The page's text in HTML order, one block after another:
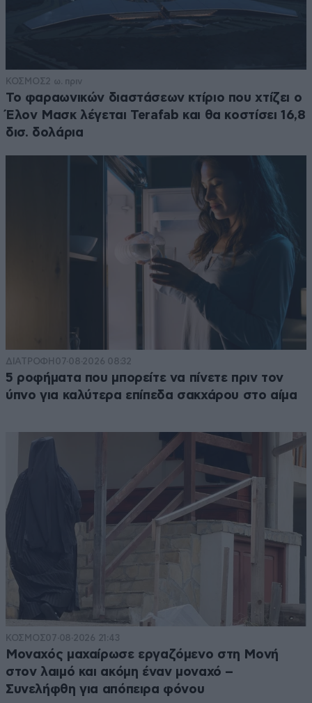
ΚΟΣΜΟΣ2 ω. πριν
Το φαραωνικών διαστάσεων κτίριο που χτίζει ο
Έλον Μασκ λέγεται Terafab και θα κοστίσει 16,8
δισ. δολάρια
ΔΙΑΤΡΟΦΗ 07·08·2026 08:32
5 ροφήματα που μπορείτε να πίνετε πριν τον
ύπνο για καλύτερα επίπεδα σακχάρου στο αίμα
ΚΟΣΜΟΣ07·08·2026 21:43
Μοναχός μαχαίρωσε εργαζόμενο στη Μονή
στον λαιμό και ακόμη έναν μοναχό –
Συνελήφθη για απόπειρα φόνου